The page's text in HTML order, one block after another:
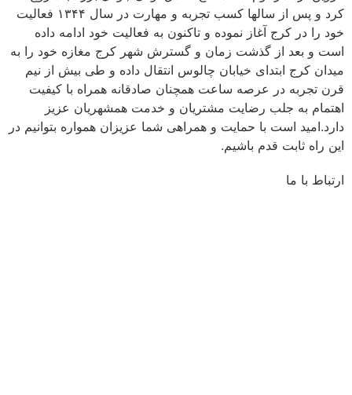
کرد و پس از سالها کسب تجربه و مهارت در سال ۱۳۴۴ فعالیت
خود را در کرج آغاز نموده و تاکنون به فعالیت خود ادامه داده
است و بعد از گذشت زمان و گسترش شهر کرج مغازه خود را به
میدان کرج ابتدای خیابان چالوس انتقال داده و طی بیش از نیم
قرن تجربه در عرصه ساعت همچنان صادقانه همراه با کیفیت
اهتمام به جلب رضایت مشتریان و خدمت همشهریان عزیز
دارد.امید است با حمایت و همراهی شما عزیزان همواره بتوانیم در
این راه ثابت قدم باشیم.
ارتباط با ما